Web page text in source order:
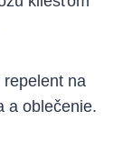
na
a oblečenie.